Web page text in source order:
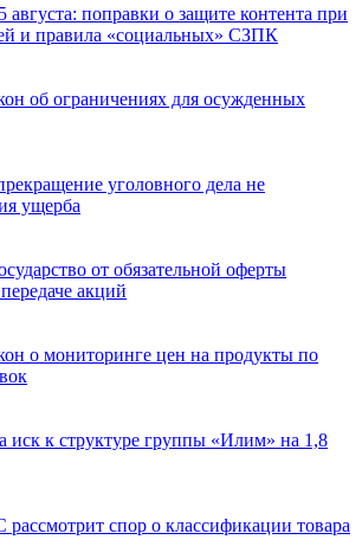
августа: поправки о защите контента при
и правила «социальных» СЗПК
об ограничениях для осужденных
уголовного дела не
ущерба
от обязательной оферты
акций
о мониторинге цен на продукты по
иск к структуре группы «Илим» на 1,8
спор о классификации товара